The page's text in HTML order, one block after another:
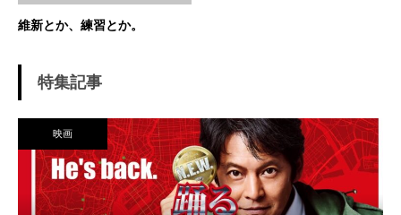
維新とか、練習とか。
特集記事
映画